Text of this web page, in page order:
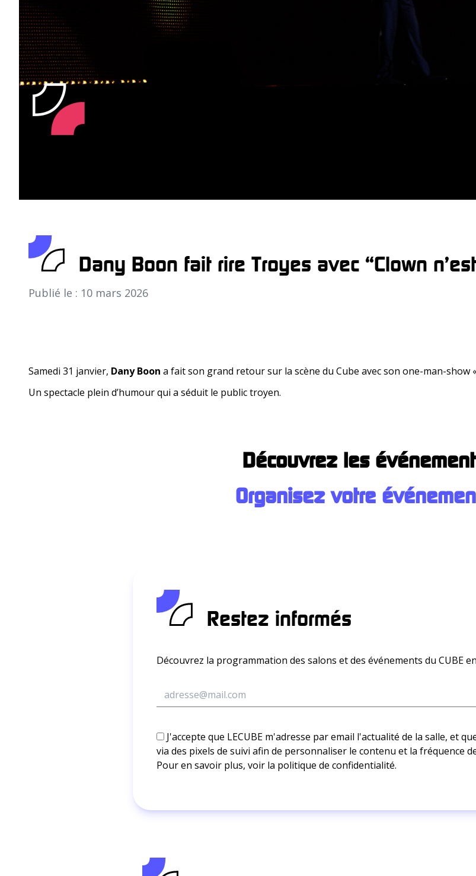
Dany Boon fait rire Troyes avec “Clown
Publié le : 10 mars 2026
Samedi 31 janvier, Dany Boon a fait son grand retour sur la scène du Cube avec son one-man-show
Un spectacle plein d’humour qui a séduit le public troyen.
Découvrez les
Organisez votre
Restez informés
Découvrez la programmation des salons et des événements du CUBE
J'accepte que LECUBE m'adresse par email l'actualité de la salle, et
via des pixels de suivi afin de personnaliser le contenu et la fréquence
Pour en savoir plus, voir la politique de confidentialité.